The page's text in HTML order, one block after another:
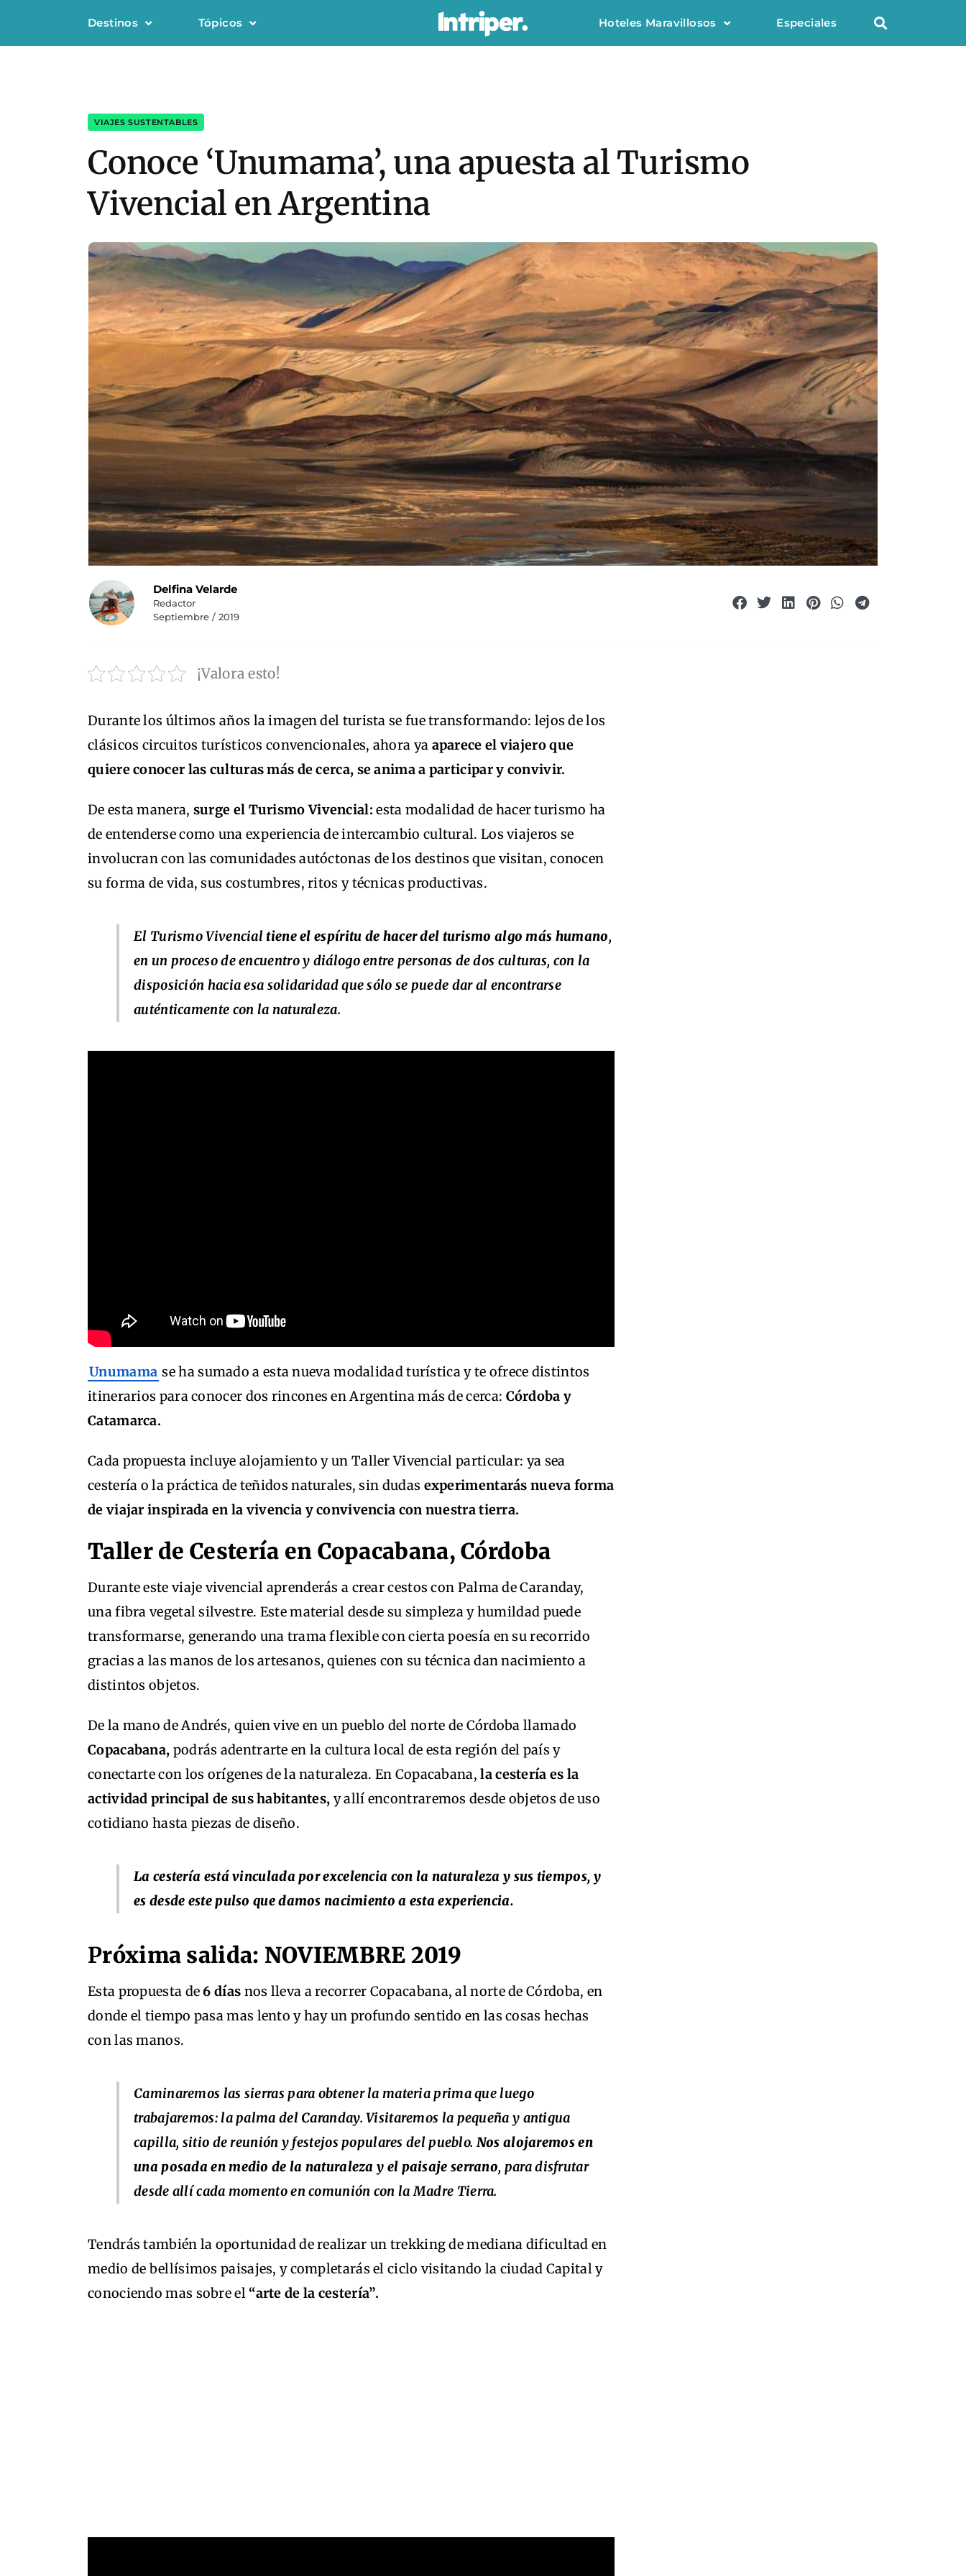
Destinos Tópicos Hoteles Maravillosos Especiales
VIAJES SUSTENTABLES
Conoce ‘Unumama’, una apuesta al Turismo
Vivencial en Argentina
Delfina Velarde
Redactor
Septiembre / 2019
¡Valora esto!
Durante los últimos años la imagen del turista se fue transformando: lejos de los
clásicos circuitos turísticos convencionales, ahora ya aparece el viajero que
quiere conocer las culturas más de cerca, se anima a participar y convivir.
De esta manera, surge el Turismo Vivencial:esta modalidad de hacer turismo ha
de entenderse como una experiencia de intercambio cultural. Los viajeros se
involucran con las comunidades autóctonas de los destinos que visitan, conocen
su forma de vida, sus costumbres, ritos y técnicas productivas.
El Turismo Vivencial tiene el espíritu de hacer del turismo algo más humano,
en un proceso de encuentro y diálogo entre personas de dos culturas, con la
disposición hacia esa solidaridad que sólo se puede dar al encontrarse
auténticamente con la naturaleza.
Unumama se ha sumado a esta nueva modalidad turística y te ofrece distintos
itinerarios para conocer dos rincones en Argentina más de cerca: Córdoba y
Catamarca.
Cada propuesta incluye alojamiento y un Taller Vivencial particular: ya sea
cestería o la práctica de teñidos naturales, sin dudas experimentarás nueva forma
de viajar inspirada en la vivencia y convivencia con nuestra tierra.
Taller de Cestería en Copacabana, Córdoba
Durante este viaje vivencial aprenderás a crear cestos con Palma de Caranday,
una fibra vegetal silvestre. Este material desde su simpleza y humildad puede
transformarse, generando una trama flexible con cierta poesía en su recorrido
gracias a las manos de los artesanos, quienes con su técnica dan nacimiento a
distintos objetos.
De la mano de Andrés, quien vive en un pueblo del norte de Córdoba llamado
Copacabana, podrás adentrarte en la cultura local de esta región del país y
conectarte con los orígenes de la naturaleza. En Copacabana,la cestería es la
actividad principal de sus habitantes, y allí encontraremos desde objetos de uso
cotidiano hasta piezas de diseño.
La cestería está vinculada por excelencia con la naturaleza y sus tiempos, y
es desde este pulso que damos nacimiento a esta experiencia.
Próxima salida: NOVIEMBRE 2019
Esta propuesta de6 días nos lleva a recorrer Copacabana, al norte de Córdoba, en
donde el tiempo pasa mas lento y hay un profundo sentido en las cosas hechas
con las manos.
Caminaremos las sierras para obtener la materia prima que luego
trabajaremos: la palma del Caranday. Visitaremos la pequeña y antigua
capilla, sitio de reunión y festejos populares del pueblo. Nos alojaremos en
una posada en medio de la naturaleza y el paisaje serrano, para disfrutar
desde allí cada momento en comunión con la Madre Tierra.
Tendrás también la oportunidad de realizar un trekking de mediana dificultad en
medio de bellísimos paisajes, y completarás el ciclo visitando la ciudad Capital y
conociendo mas sobre el“arte de la cestería”.